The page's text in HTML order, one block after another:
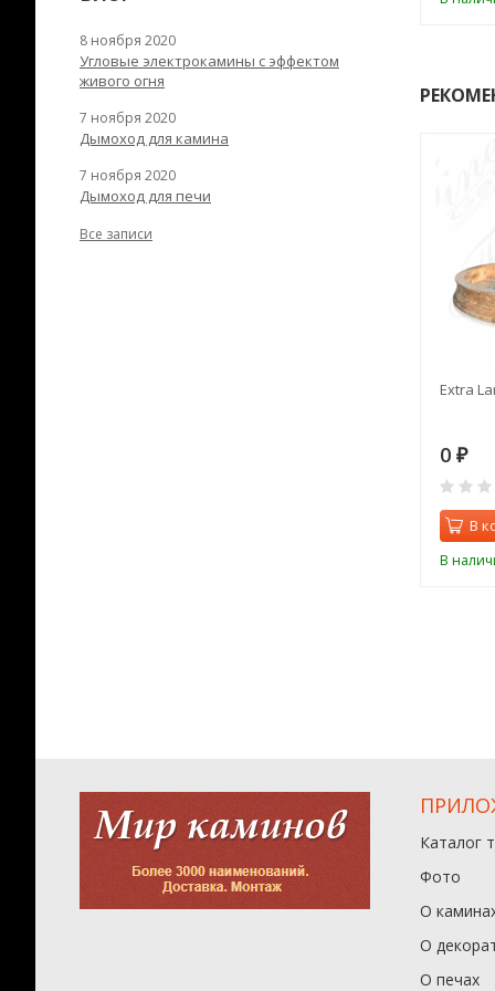
Extra
0 ₽
В
В
8 ноября 2020
Угловые электрокамины с эффектом
живого огня
7 ноября 2020
Дымоход для камина
7 ноября 2020
Дымоход для печи
Все записи
Каталог
Фото
О
О
О печах